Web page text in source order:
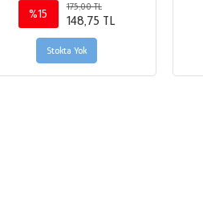
%15
175,00 TL
148,75 TL
Stokta Yok